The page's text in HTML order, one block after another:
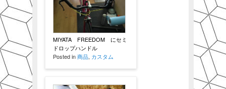
MIYATA FREEDOM にセミ
ドロップハンドル
Posted in商品, カスタム